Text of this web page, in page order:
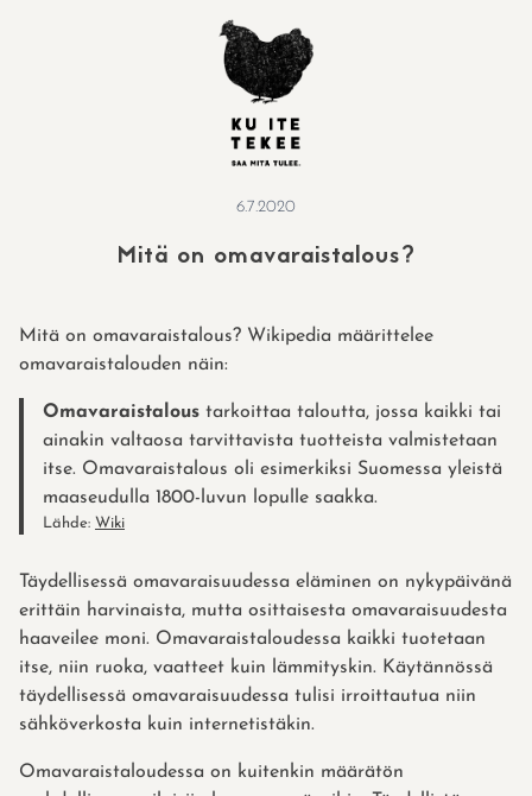
6.7.2020
Mitä on omavaraistalous?
Mitä on omavaraistalous? Wikipedia määrittelee
omavaraistalouden näin:
Omavaraistalous tarkoittaa taloutta, jossa kaikki tai
ainakin valtaosa tarvittavista tuotteista valmistetaan
itse. Omavaraistalous oli esimerkiksi Suomessa yleistä
maaseudulla 1800-luvun lopulle saakka.
Lähde: Wiki
Täydellisessä omavaraisuudessa eläminen on nykypäivänä
erittäin harvinaista, mutta osittaisesta omavaraisuudesta
haaveilee moni. Omavaraistaloudessa kaikki tuotetaan
itse, niin ruoka, vaatteet kuin lämmityskin. Käytännössä
täydellisessä omavaraisuudessa tulisi irroittautua niin
sähköverkosta kuin internetistäkin.
Omavaraistaloudessa on kuitenkin määrätön